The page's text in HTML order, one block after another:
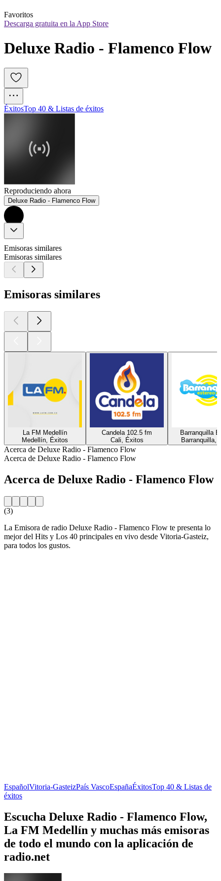
Favoritos
Descarga gratuita en la App Store
Deluxe Radio - Flamenco Flow
ÉxitosTop 40 & Listas de éxitos
Reproduciendo ahora
Deluxe Radio - Flamenco Flow
Emisoras similares
Emisoras similares
Emisoras similares
La FM Medellín
Medellín, Éxitos
Candela 102.5 fm
Cali, Éxitos
Barranquilla
Barranquilla,
Acerca de Deluxe Radio - Flamenco Flow
Acerca de Deluxe Radio - Flamenco Flow
Acerca de Deluxe Radio - Flamenco Flow
(3)
La Emisora de radio Deluxe Radio - Flamenco Flow te presenta lo
mejor del Hits y Los 40 principales en vivo desde Vitoria-Gasteiz,
para todos los gustos.
EspañolVitoria-GasteizPaís VascoEspañaÉxitosTop 40 & Listas de
éxitos
Escucha Deluxe Radio - Flamenco Flow,
La FM Medellín y muchas más emisoras
de todo el mundo con la aplicación de
radio.net